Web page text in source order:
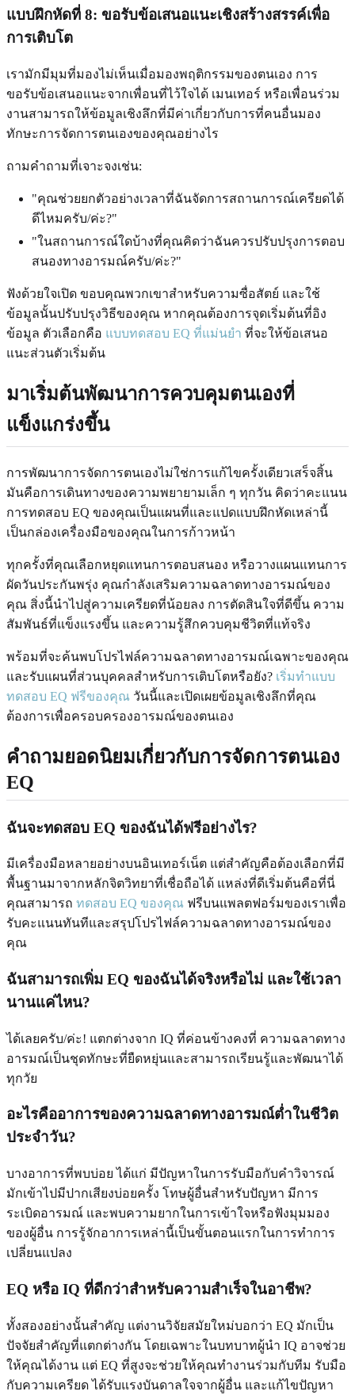
แบบฝึกหัดที่ 8: ขอรับข้อเสนอแนะเชิงสร้างสรรค์เพื่อ
การเติบโต
เรามักมีมุมที่มองไม่เห็นเมื่อมองพฤติกรรมของตนเอง การ
ขอรับข้อเสนอแนะจากเพื่อนที่ไว้ใจได้ เมนเทอร์ หรือเพื่อนร่วม
งานสามารถให้ข้อมูลเชิงลึกที่มีค่าเกี่ยวกับการที่คนอื่นมอง
ทักษะการจัดการตนเองของคุณอย่างไร
ถามคำถามที่เจาะจงเช่น:
"คุณช่วยยกตัวอย่างเวลาที่ฉันจัดการสถานการณ์เครียดได้
ดีไหมครับ/ค่ะ?"
"ในสถานการณ์ใดบ้างที่คุณคิดว่าฉันควรปรับปรุงการตอบ
สนองทางอารมณ์ครับ/ค่ะ?"
ฟังด้วยใจเปิด ขอบคุณพวกเขาสำหรับความซื่อสัตย์ และใช้
ข้อมูลนั้นปรับปรุงวิธีของคุณ หากคุณต้องการจุดเริ่มต้นที่อิง
ข้อมูล ตัวเลือกคือ แบบทดสอบ EQ ที่แม่นยำ ที่จะให้ข้อเสนอ
แนะส่วนตัวเริ่มต้น
มาเริ่มต้นพัฒนาการควบคุมตนเองที่
แข็งแกร่งขึ้น
การพัฒนาการจัดการตนเองไม่ใช่การแก้ไขครั้งเดียวเสร็จสิ้น
มันคือการเดินทางของความพยายามเล็ก ๆ ทุกวัน คิดว่าคะแนน
การทดสอบ EQ ของคุณเป็นแผนที่และแปดแบบฝึกหัดเหล่านี้
เป็นกล่องเครื่องมือของคุณในการก้าวหน้า
ทุกครั้งที่คุณเลือกหยุดแทนการตอบสนอง หรือวางแผนแทนการ
ผัดวันประกันพรุ่ง คุณกำลังเสริมความฉลาดทางอารมณ์ของ
คุณ สิ่งนี้นำไปสู่ความเครียดที่น้อยลง การตัดสินใจที่ดีขึ้น ความ
สัมพันธ์ที่แข็งแรงขึ้น และความรู้สึกควบคุมชีวิตที่แท้จริง
พร้อมที่จะค้นพบโปรไฟล์ความฉลาดทางอารมณ์เฉพาะของคุณ
และรับแผนที่ส่วนบุคคลสำหรับการเติบโตหรือยัง? เริ่มทำแบบ
ทดสอบ EQ ฟรีของคุณ วันนี้และเปิดเผยข้อมูลเชิงลึกที่คุณ
ต้องการเพื่อครอบครองอารมณ์ของตนเอง
คำถามยอดนิยมเกี่ยวกับการจัดการตนเอง
EQ
ฉันจะทดสอบ EQ ของฉันได้ฟรีอย่างไร?
มีเครื่องมือหลายอย่างบนอินเทอร์เน็ต แต่สำคัญคือต้องเลือกที่มี
พื้นฐานมาจากหลักจิตวิทยาที่เชื่อถือได้ แหล่งที่ดีเริ่มต้นคือที่นี่
คุณสามารถ ทดสอบ EQ ของคุณ ฟรีบนแพลตฟอร์มของเราเพื่อ
รับคะแนนทันทีและสรุปโปรไฟล์ความฉลาดทางอารมณ์ของ
คุณ
ฉันสามารถเพิ่ม EQ ของฉันได้จริงหรือไม่ และใช้เวลา
นานแค่ไหน?
ได้เลยครับ/ค่ะ! แตกต่างจาก IQ ที่ค่อนข้างคงที่ ความฉลาดทาง
อารมณ์เป็นชุดทักษะที่ยืดหยุ่นและสามารถเรียนรู้และพัฒนาได้
ทุกวัย
อะไรคืออาการของความฉลาดทางอารมณ์ต่ำในชีวิต
ประจำวัน?
บางอาการที่พบบ่อย ได้แก่ มีปัญหาในการรับมือกับคำวิจารณ์
มักเข้าไปมีปากเสียงบ่อยครั้ง โทษผู้อื่นสำหรับปัญหา มีการ
ระเบิดอารมณ์ และพบความยากในการเข้าใจหรือฟังมุมมอง
ของผู้อื่น การรู้จักอาการเหล่านี้เป็นขั้นตอนแรกในการทำการ
เปลี่ยนแปลง
EQ หรือ IQ ที่ดีกว่าสำหรับความสำเร็จในอาชีพ?
ทั้งสองอย่างนั้นสำคัญ แต่งานวิจัยสมัยใหม่บอกว่า EQ มักเป็น
ปัจจัยสำคัญที่แตกต่างกัน โดยเฉพาะในบทบาทผู้นำ IQ อาจช่วย
ให้คุณได้งาน แต่ EQ ที่สูงจะช่วยให้คุณทำงานร่วมกับทีม รับมือ
กับความเครียด ได้รับแรงบันดาลใจจากผู้อื่น และแก้ไขปัญหา